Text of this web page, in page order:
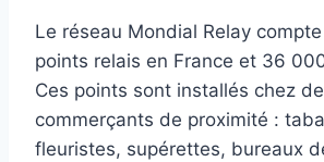
Le réseau Mondial Relay
points relais en France et 36
Ces points sont installés chez
commerçants de proximité :
fleuristes, supérettes, bureaux